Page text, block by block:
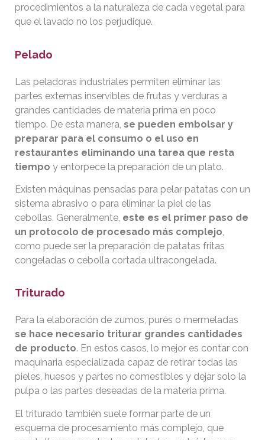
procedimientos a la naturaleza de cada vegetal para
que el lavado no los perjudique.
Pelado
Las peladoras industriales permiten eliminar las
partes externas inservibles de frutas y verduras a
grandes cantidades de materia prima en poco
tiempo. De esta manera, se pueden embolsar y
preparar para el consumo o el uso en
restaurantes eliminando una tarea que resta
tiempo y entorpece la preparación de un plato.
Existen máquinas pensadas para pelar patatas con un
sistema abrasivo o para eliminar la piel de las
cebollas. Generalmente, este es el primer paso de
un protocolo de procesado más complejo,
como puede ser la preparación de patatas fritas
congeladas o cebolla cortada ultracongelada.
Triturado
Para la elaboración de zumos, purés o mermeladas
se hace necesario triturar grandes cantidades
de producto. En estos casos, lo mejor es contar con
maquinaria especializada capaz de retirar todas las
pieles, huesos y partes no comestibles y dejar solo la
pulpa o las partes deseadas de la materia prima.
El triturado también suele formar parte de un
esquema de procesamiento más complejo, que